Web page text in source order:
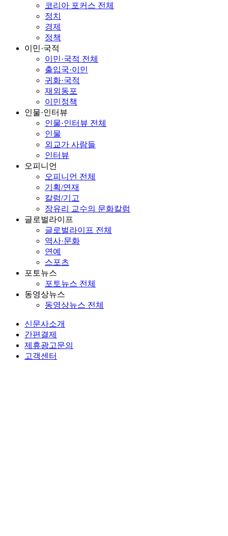
코리아 포커스 전체
정치
경제
정책
이민·국적
이민·국적 전체
출입국·이민
귀화·국적
재외동포
이민정책
인물·인터뷰
인물·인터뷰 전체
인물
외교가 사람들
인터뷰
오피니언
오피니언 전체
기획/연재
칼럼/기고
장유리 교수의 문화칼럼
글로벌라이프
글로벌라이프 전체
역사·문화
연예
스포츠
포토뉴스
포토뉴스 전체
동영상뉴스
동영상뉴스 전체
신문사소개
간편결제
제휴광고문의
고객센터